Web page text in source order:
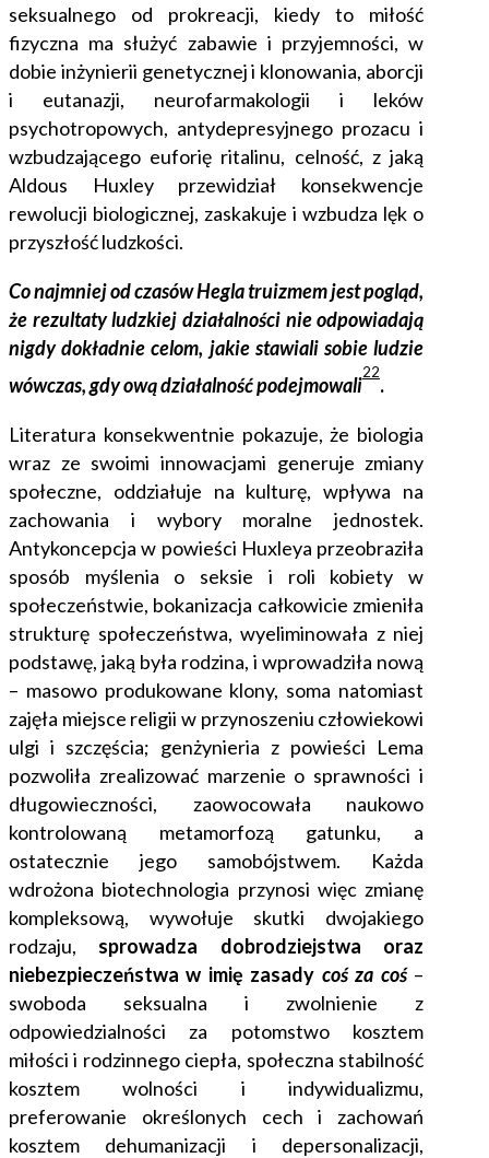
seksualnego od prokreacji, kiedy to miłość
fizyczna ma służyć zabawie i przyjemności, w
dobie inżynierii genetycznej i klonowania, aborcji
i eutanazji, neurofarmakologii i leków
psychotropowych, antydepresyjnego prozacu i
wzbudzającego euforię ritalinu, celność, z jaką
Aldous Huxley przewidział konsekwencje
rewolucji biologicznej, zaskakuje i wzbudza lęk o
przyszłość ludzkości.
Co najmniej od czasów Hegla truizmem jest pogląd,
że rezultaty ludzkiej działalności nie odpowiadają
nigdy dokładnie celom, jakie stawiali sobie ludzie
wówczas, gdy ową działalność podejmowali
22
.
Literatura konsekwentnie pokazuje, że biologia
wraz ze swoimi innowacjami generuje zmiany
społeczne, oddziałuje na kulturę, wpływa na
zachowania i wybory moralne jednostek.
Antykoncepcja w powieści Huxleya przeobraziła
sposób myślenia o seksie i roli kobiety w
społeczeństwie, bokanizacja całkowicie zmieniła
strukturę społeczeństwa, wyeliminowała z niej
podstawę, jaką była rodzina, i wprowadziła nową
– masowo produkowane klony, soma natomiast
zajęła miejsce religii w przynoszeniu człowiekowi
ulgi i szczęścia; genżynieria z powieści Lema
pozwoliła zrealizować marzenie o sprawności i
długowieczności, zaowocowała naukowo
kontrolowaną metamorfozą gatunku, a
ostatecznie jego samobójstwem. Każda
wdrożona biotechnologia przynosi więc zmianę
kompleksową, wywołuje skutki dwojakiego
rodzaju, sprowadza dobrodziejstwa oraz
niebezpieczeństwa w imię zasady coś za coś–
swoboda seksualna i zwolnienie z
odpowiedzialności za potomstwo kosztem
miłości i rodzinnego ciepła, społeczna stabilność
kosztem wolności i indywidualizmu,
preferowanie określonych cech i zachowań
kosztem dehumanizacji i depersonalizacji,